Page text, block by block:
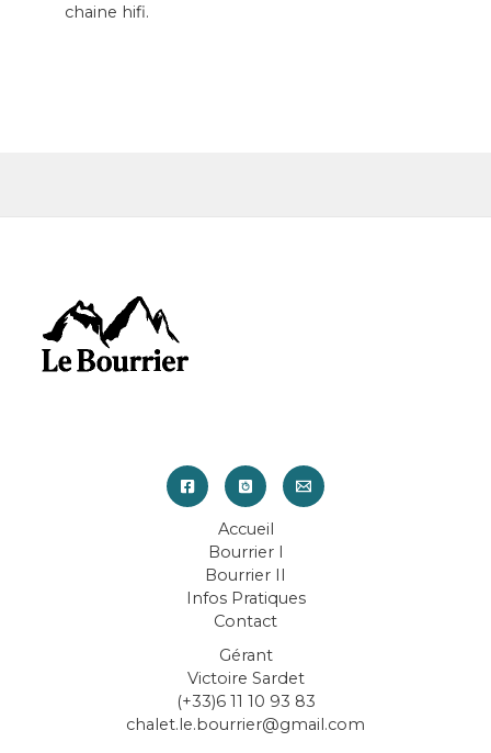
chaine hifi.
Accueil
Bourrier I
Bourrier II
Infos Pratiques
Contact
Gérant
Victoire Sardet
(+33)6 11 10 93 83
chalet.le.bourrier@gmail.com